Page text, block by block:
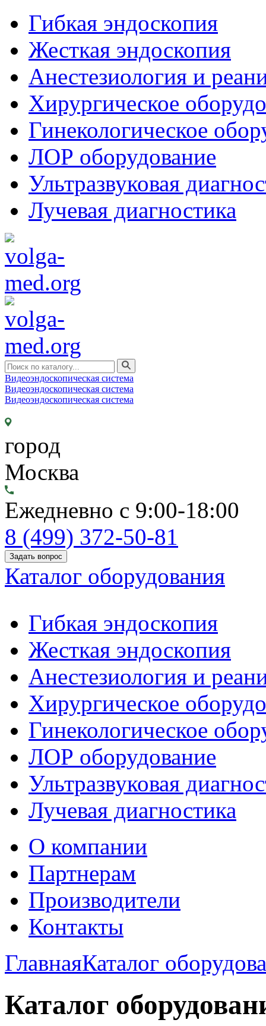
Гибкая эндоскопия
Жесткая эндоскопия
Анестезиология и
Хирургическое
Гинекологическое
ЛОР оборудование
Ультразвуковая
Лучевая диагностика
Видеоэндоскопическая система
Видеоэндоскопическая система
Видеоэндоскопическая система
город
Москва
Ежедневно с 9:00-18:00
8 (499) 372-50-81
Задать вопрос
Каталог оборудования
Гибкая эндоскопия
Жесткая эндоскопия
Анестезиология и
Хирургическое
Гинекологическое
ЛОР оборудование
Ультразвуковая
Лучевая диагностика
О компании
Партнерам
Производители
Контакты
ГлавнаяКаталог
Каталог